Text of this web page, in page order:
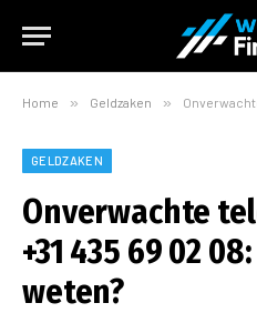
Home » Geldzaken » Onverwachte
GELDZAKEN
Onverwachte
+31 435 69 02
weten?